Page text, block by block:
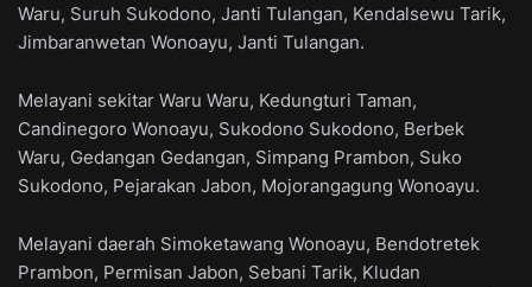
Waru, Suruh Sukodono, Janti Tulangan, Kendalsewu Tarik,
Jimbaranwetan Wonoayu, Janti Tulangan.
Melayani sekitar Waru Waru, Kedungturi Taman,
Candinegoro Wonoayu, Sukodono Sukodono, Berbek
Waru, Gedangan Gedangan, Simpang Prambon, Suko
Sukodono, Pejarakan Jabon, Mojorangagung Wonoayu.
Melayani daerah Simoketawang Wonoayu, Bendotretek
Prambon, Permisan Jabon, Sebani Tarik, Kludan